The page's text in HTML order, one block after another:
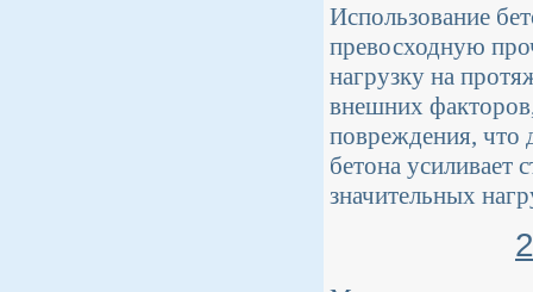
Использование
превосходную
нагрузку на
внешних
повреждения, что
бетона
значительных